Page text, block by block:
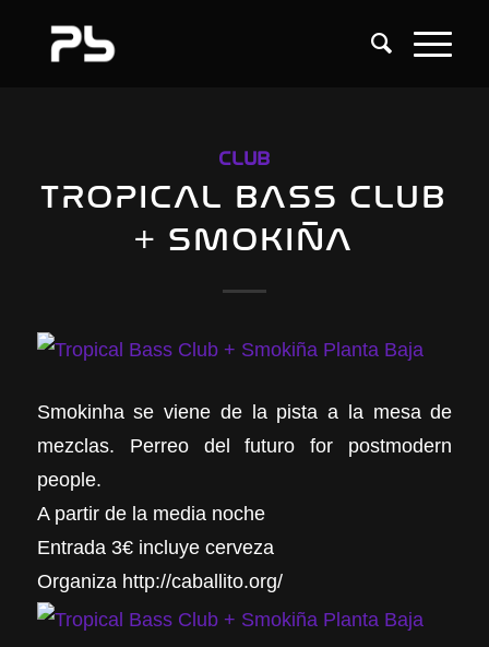
CLUB
TROPICAL BASS CLUB
+ SMOKIÑA
Smokinha se viene de la pista a la mesa de
mezclas. Perreo del futuro for postmodern
people.
A partir de la media noche
Entrada 3€ incluye cerveza
Organiza http://caballito.org/